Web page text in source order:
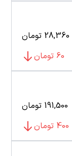
28,360 تومان
60 تومان
191,500 تومان
400 تومان